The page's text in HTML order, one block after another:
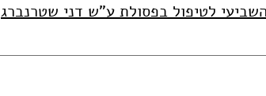
לטיפול בפסולת ע"ש דני שטרנברג